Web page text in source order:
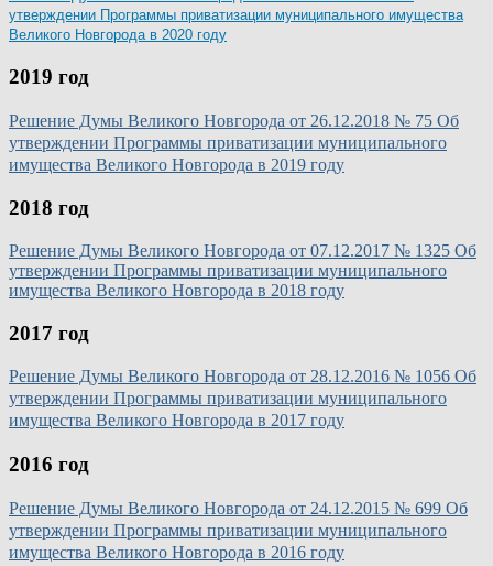
утверждении Программы приватизации муниципального имущества
Великого Новгорода в 2020 году
2019 год
Решение Думы Великого Новгорода от 26.12.2018 № 75 Об
утверждении Программы приватизации муниципального
имущества Великого Новгорода в 2019 году
2018 год
Решение Думы Великого Новгорода от 07.12.2017 № 1325 Об
утверждении Программы приватизации муниципального
имущества Великого Новгорода в 2018 году
2017 год
Решение Думы Великого Новгорода от 28.12.2016 № 1056 Об
утверждении Программы приватизации муниципального
имущества Великого Новгорода в 2017 году
2016 год
Решение Думы Великого Новгорода от 24.12.2015 № 699 Об
утверждении Программы приватизации муниципального
имущества Великого Новгорода в 2016 году